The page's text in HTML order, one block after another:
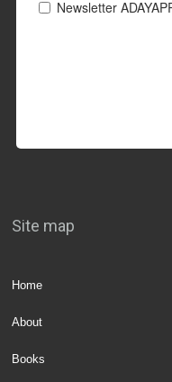
Site map
Home
About
Books